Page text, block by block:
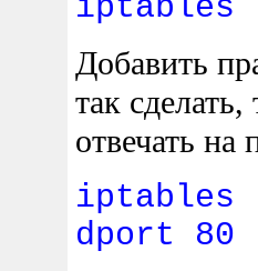
iptables
Добавить
так
отвечать на
iptables
dport 80